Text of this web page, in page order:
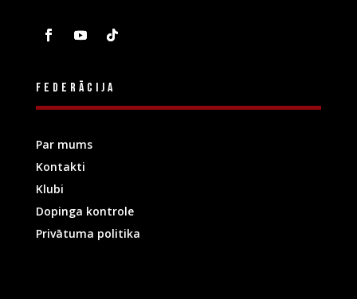
Federācija
Par mums
Kontakti
Klubi
Dopinga kontrole
Privātuma politika